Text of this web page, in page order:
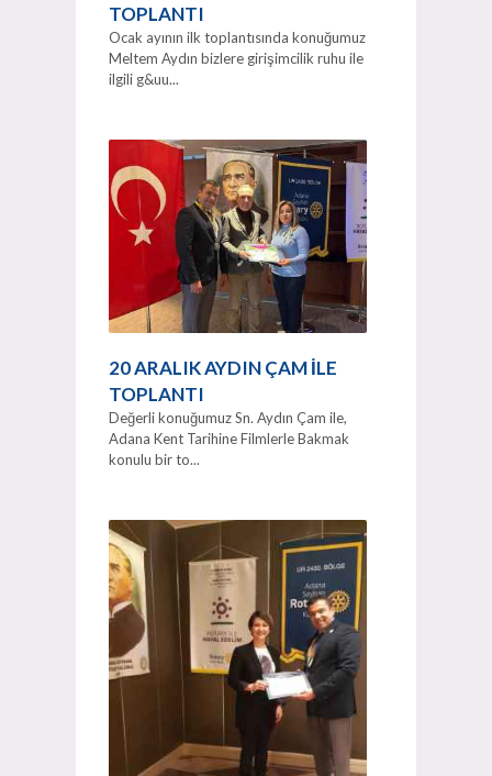
TOPLANTI
Ocak ayının ilk toplantısında konuğumuz
Meltem Aydın bizlere girişimcilik ruhu ile
ilgili g&uu...
20 ARALIK AYDIN ÇAM İLE
TOPLANTI
Değerli konuğumuz Sn. Aydın Çam ile,
Adana Kent Tarihine Filmlerle Bakmak
konulu bir to...